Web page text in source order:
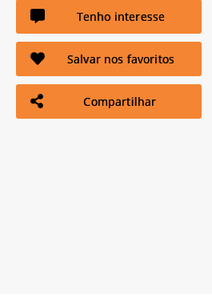
Tenho interesse
Salvar nos favoritos
Compartilhar